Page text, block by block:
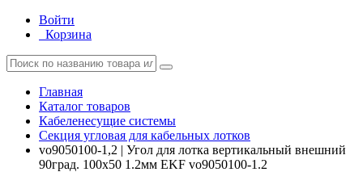
Войти
Корзина
Главная
Каталог товаров
Кабеленесущие системы
Секция угловая для кабельных лотков
vo9050100-1,2 | Угол для лотка вертикальный внешний
90град. 100х50 1.2мм EKF vo9050100-1.2